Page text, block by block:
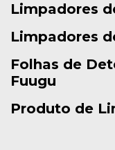
Limpadores
Limpadores
Folhas de
Fuugu
Produto de